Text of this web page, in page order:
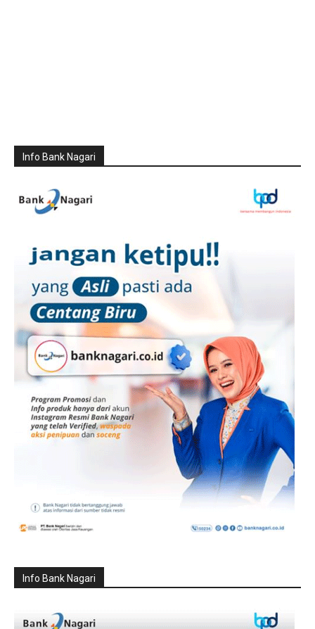
Info Bank Nagari
Info Bank Nagari